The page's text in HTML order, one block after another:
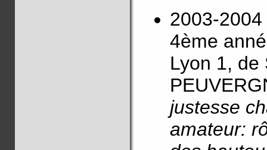
2003-
4ème
Lyon 1, de
justesse
amateur: